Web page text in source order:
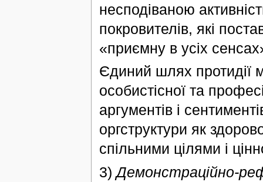
несподіваною
покровителів, які
«приємну в усіх
Єдиний шлях протидії
особистісної та
аргументів і
оргструктури як
спільними цілями і
3) Демонстраційно-